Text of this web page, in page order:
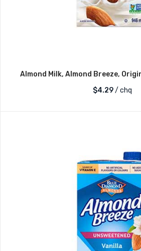
Almond Milk, Almond Breeze,
$4.29/ chq